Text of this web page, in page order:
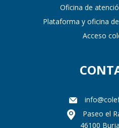
Oficina de
Plataforma y oficina
Acceso
Paseo el
46100